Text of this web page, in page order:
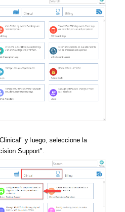
y luego, seleccione la
Support".